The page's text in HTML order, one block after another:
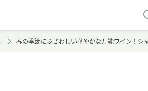
春の季節にふさわしい華やかな万能ワイン！